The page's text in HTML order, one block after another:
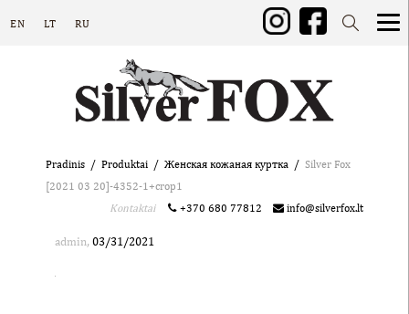
EN LT RU
Pradinis Produktai Женская кожаная куртка
Silver Fox
[2021 03 20]-4352-1+crop1
Kontaktai
+370 680 77812 info@silverfox.lt
admin, 03/31/2021